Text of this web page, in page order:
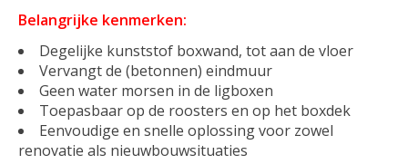
Belangrijke kenmerken:
Degelijke kunststof boxwand, tot aan de vloer
Vervangt de (betonnen) eindmuur
Geen water morsen in de ligboxen
Toepasbaar op de roosters en op het boxdek
Eenvoudige en snelle oplossing voor zowel
renovatie als nieuwbouwsituaties